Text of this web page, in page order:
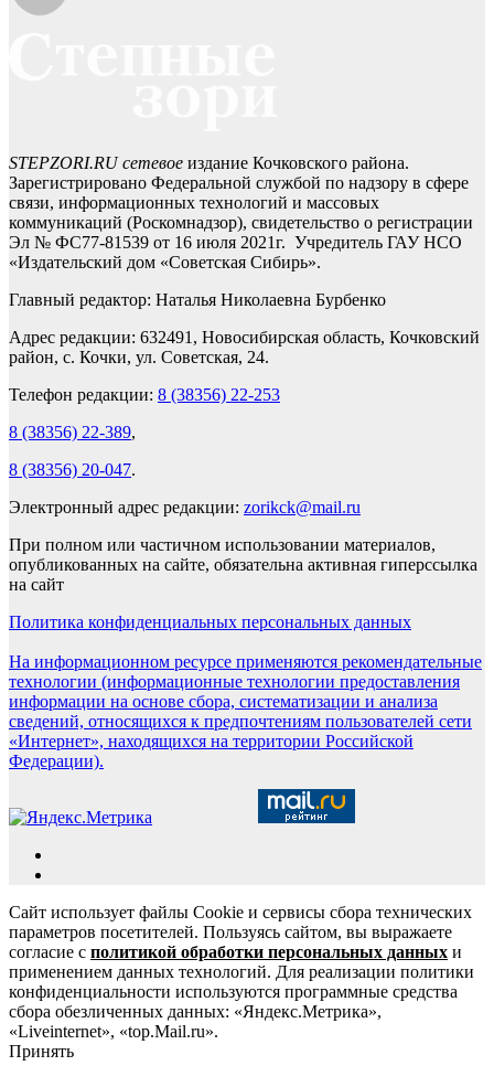
STEPZORI.RU сетевое издание Кочковского района.
Зарегистрировано Федеральной службой по надзору в сфере
связи, информационных технологий и массовых
коммуникаций (Роскомнадзор), свидетельство о регистрации
Эл № ФС77-81539 от 16 июля 2021г. Учредитель ГАУ НСО
«Издательский дом «Советская Сибирь».
Главный редактор: Наталья Николаевна Бурбенко
Адрес редакции: 632491, Новосибирская область, Кочковский
район, с. Кочки, ул. Советская, 24.
Телефон редакции: 8 (38356) 22-253
8 (38356) 22-389,
8 (38356) 20-047.
Электронный адрес редакции: zorikck@mail.ru
При полном или частичном использовании материалов,
опубликованных на сайте, обязательна активная гиперссылка
на сайт
Политика конфиденциальных персональных данных
На информационном ресурсе применяются рекомендательные
технологии (информационные технологии предоставления
информации на основе сбора, систематизации и анализа
сведений, относящихся к предпочтениям пользователей сети
«Интернет», находящихся на территории Российской
Федерации).
Сайт использует файлы Cookie и сервисы сбора технических
параметров посетителей. Пользуясь сайтом, вы выражаете
согласие с политикой обработки персональных данных и
применением данных технологий. Для реализации политики
конфиденциальности используются программные средства
сбора обезличенных данных: «Яндекс.Метрика»,
«Liveinternet», «top.Mail.ru».
Принять